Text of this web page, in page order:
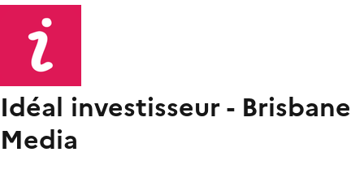
Idéal investisseur - Brisbane
Media